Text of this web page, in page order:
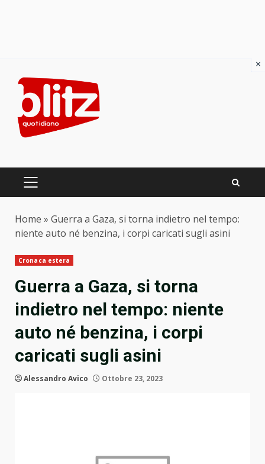
content
PRIMARY
Home » Guerra a Gaza, si torna indietro nel tempo:
niente auto né benzina, i corpi caricati sugli asini
Cronaca estera
Guerra a Gaza, si torna
indietro nel tempo: niente
auto né benzina, i corpi
caricati sugli asini
Alessandro Avico Ottobre 23, 2023
×